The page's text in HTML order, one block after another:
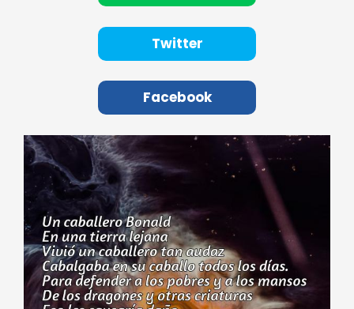
Twitter
Facebook